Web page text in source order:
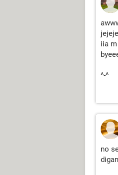
jejeje
iia
^-^
no